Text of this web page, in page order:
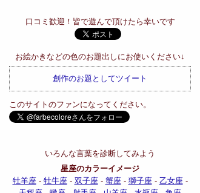
口コミ歓迎！皆で遊んで頂けたら幸いです
お絵かきなどの色のお題出しにお使いください↓
創作のお題としてツイート
このサイトのファンになってください。
いろんな言葉を診断してみよう
星座のカラーイメージ
牡羊座- 牡牛座- 双子座- 蟹座- 獅子座- 乙女座-